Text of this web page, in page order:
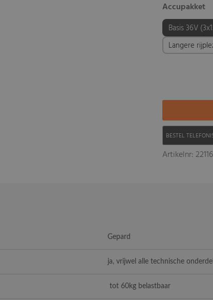
Accupakket
Basis 36V
Langere
BESTEL
Artikelnr:
Gepard
ja, vrijwel alle technische
tot 60kg belastbaar